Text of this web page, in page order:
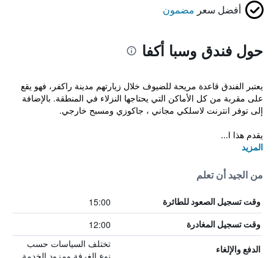
أفضل سعر مضمون
حول فندق وسبا أكفا
يعتبر الفندق قاعدة مريحة للضيوف خلال زيارتهم مدينة راكفر، فهو يقع
على مقربة من كل الأماكن التي يحتاجها النزلاء في المنطقة. بالإضافة
إلى توفر انترنت لاسلكي مجاني ، جاكوزي ومسبح خارجي.
يقدم هذا ا...
المزيد
من الجيد أن تعلم
وقت تسجيل الصعود للطائرة 15:00
وقت تسجيل المغادرة 12:00
الدفع والإلغاء
تختلف السياسات حسب
نوع الغرفة ومزود الخدمة.